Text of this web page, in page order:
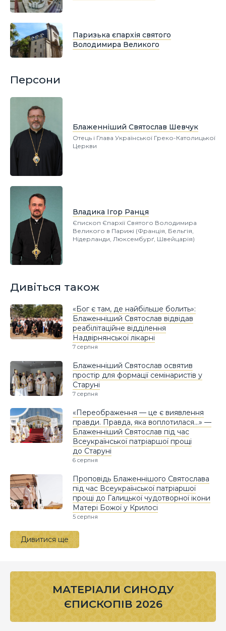
Паризька єпархія святого
Володимира Великого
Персони
Блаженніший Святослав Шевчук
Отець і Глава Української Греко-Католицької
Церкви
Владика Ігор Ранця
Єпископ Єпархії Святого Володимира
Великого в Парижі (Франція, Бельгія,
Нідерланди, Люксембурґ, Швейцарія)
Дивіться також
«Бог є там, де найбільше болить»:
Блаженніший Святослав відвідав
реабілітаційне відділення
Надвірнянської лікарні
7 серпня
Блаженніший Святослав освятив
простір для формації семінаристів у
Старуні
7 серпня
«Переображення — це є виявлення
правди. Правда, яка воплотилася…» —
Блаженніший Святослав під час
Всеукраїнської патріаршої прощі
до Старуні
6 серпня
Проповідь Блаженнішого Святослава
під час Всеукраїнської патріаршої
прощі до Галицької чудотворної ікони
Матері Божої у Крилосі
5 серпня
Дивитися ще
МАТЕРІАЛИ СИНОДУ
ЄПИСКОПІВ 2026